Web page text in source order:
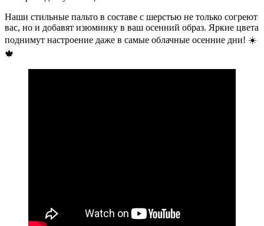
Наши стильные пальто в составе с шерстью не только согреют
вас, но и добавят изюминку в ваш осенний образ. Яркие цвета
поднимут настроение даже в самые облачные осенние дни! ☀️
🍁